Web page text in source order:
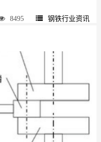
8495 钢铁行业资讯